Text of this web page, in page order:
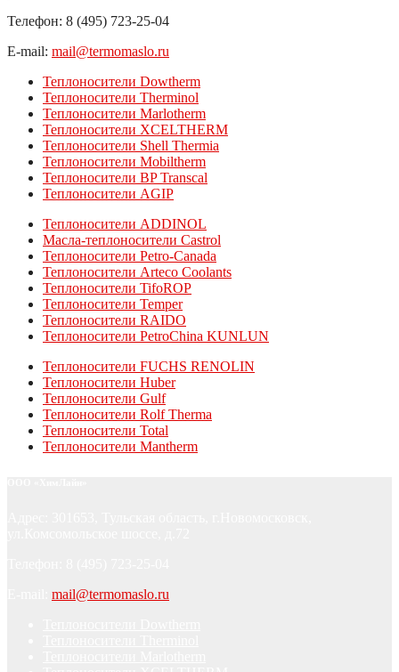
Телефон: 8 (495) 723-25-04
E-mail: mail@termomaslo.ru
Теплоносители Dowtherm
Теплоносители Therminol
Теплоносители Marlotherm
Теплоносители XCELTHERM
Теплоносители Shell Thermia
Теплоносители Mobiltherm
Теплоносители BP Transcal
Теплоносители AGIP
Теплоносители ADDINOL
Масла-теплоносители Castrol
Теплоносители Petro-Canada
Теплоносители Arteco Coolants
Теплоносители TifoROP
Теплоносители Temper
Теплоносители RAIDO
Теплоносители PetroChina KUNLUN
Теплоносители FUCHS RENOLIN
Теплоносители Huber
Теплоносители Gulf
Теплоносители Rolf Therma
Теплоносители Total
Теплоносители Mantherm
mail@termomaslo.ru